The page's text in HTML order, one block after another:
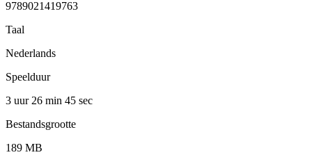
9789021419763
Taal
Nederlands
Speelduur
3 uur 26 min 45 sec
Bestandsgrootte
189 MB